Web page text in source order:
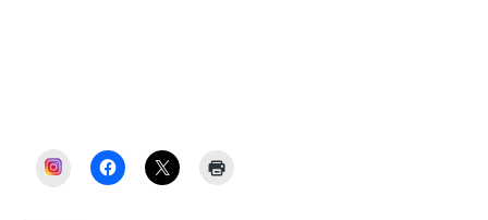
INSTAGRAM